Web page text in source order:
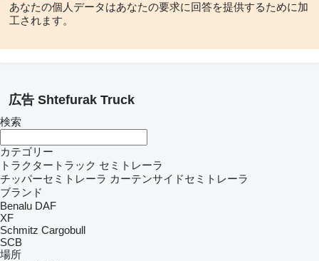
あなたの個人データはあなたの要求に回答を提供するために加
工されます。
広告 Shtefurak Truck
検索
カテゴリー
トラクタートラック セミトレーラ
チッパーセミトレーラ カーテンサイドセミトレーラ
ブランド
Benalu DAF
XF
Schmitz Cargobull
SCB
場所